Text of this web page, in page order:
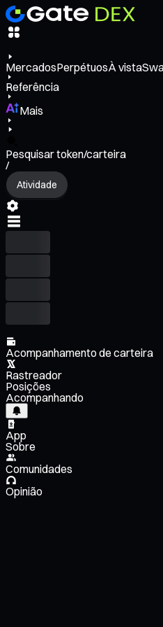
MercadosPerpétuosÀ vista
Referência
Mais
Pesquisar token/carteira
/
Atividade
Acompanhamento de carteira
Rastreador
Posições
Acompanhando
App
Sobre
Comunidades
Opinião